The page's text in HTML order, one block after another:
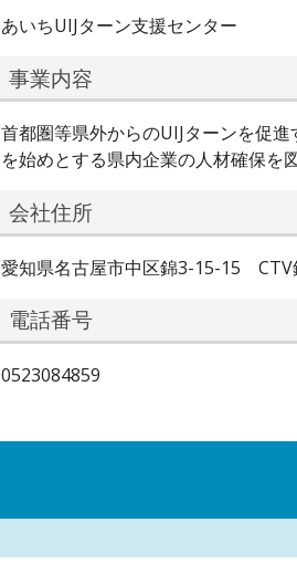
あいちUIJターン支援センター
事業内容
首都圏等県外からのUIJターンを促
を始めとする県内企業の人材確保を
会社住所
愛知県名古屋市中区錦3-15-15 CTV
電話番号
0523084859